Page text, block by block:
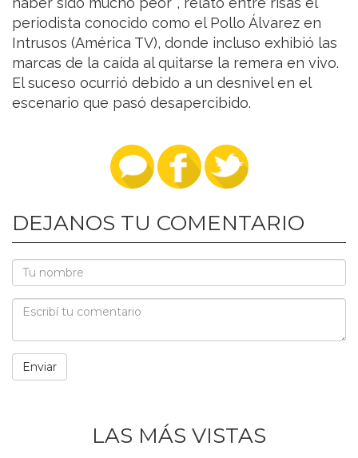
periodista conocido como el Pollo Álvarez en
Intrusos (América TV), donde incluso exhibió las
marcas de la caída al quitarse la remera en vivo.
El suceso ocurrió debido a un desnivel en el
escenario que pasó desapercibido.
DEJANOS TU COMENTARIO
LAS MÁS VISTAS